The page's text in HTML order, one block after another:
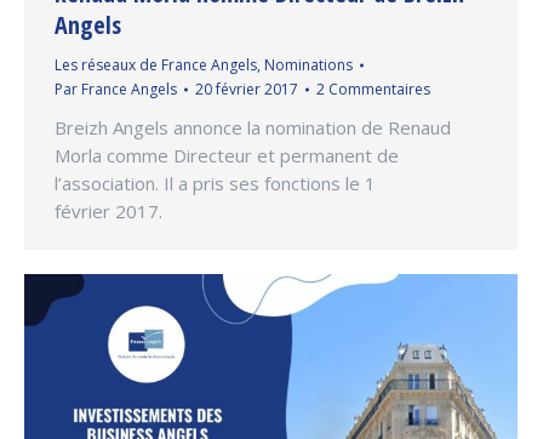
Angels
Les réseaux de France Angels, Nominations
Par France Angels 20 février 2017 2 Commentaires
Breizh Angels annonce la nomination de Renaud
Morla comme Directeur et permanent de
l’association. Il a pris ses fonctions le 1
février 2017.